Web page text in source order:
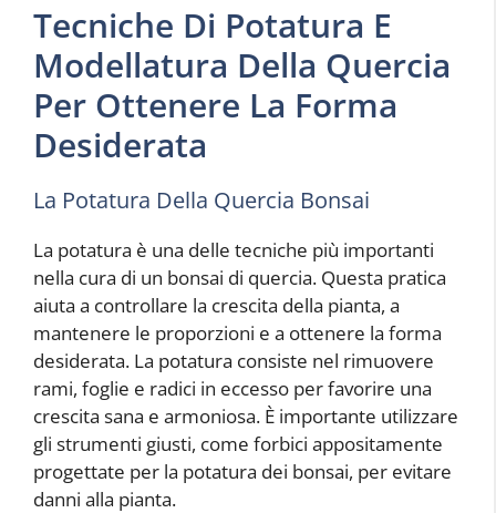
Tecniche Di Potatura E
Modellatura Della Quercia
Per Ottenere La Forma
Desiderata
La Potatura Della Quercia Bonsai
La potatura è una delle tecniche più importanti
nella cura di un bonsai di quercia. Questa pratica
aiuta a controllare la crescita della pianta, a
mantenere le proporzioni e a ottenere la forma
desiderata. La potatura consiste nel rimuovere
rami, foglie e radici in eccesso per favorire una
crescita sana e armoniosa. È importante utilizzare
gli strumenti giusti, come forbici appositamente
progettate per la potatura dei bonsai, per evitare
danni alla pianta.